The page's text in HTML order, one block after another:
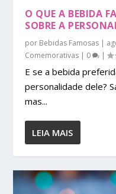
O QUE A BEBIDA
SOBRE A
por Bebidas Famosas |
Comemorativas | 0 |
E se a bebida
personalidade dele?
mas...
LEIA MAIS